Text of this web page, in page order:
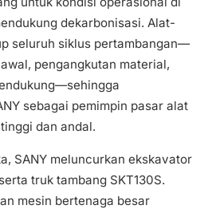
dekarbonisasi. Alat-
seluruh siklus pertambangan—
pengangkutan material,
sebagai pemimpin pasar alat
dan andal.
SANY meluncurkan ekskavator
truk tambang SKT130S.
mesin bertenaga besar